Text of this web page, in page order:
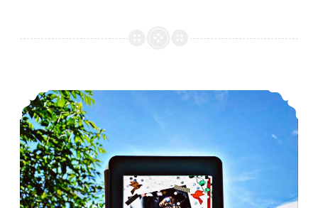
*Rezension* -> Gemmas Gedanken von Lin Rina